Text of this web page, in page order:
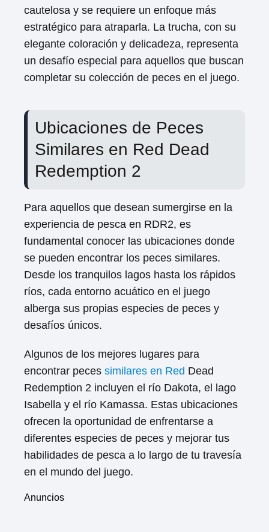
cautelosa y se requiere un enfoque más
estratégico para atraparla. La trucha, con su
elegante coloración y delicadeza, representa
un desafío especial para aquellos que buscan
completar su colección de peces en el juego.
Ubicaciones de Peces
Similares en Red Dead
Redemption 2
Para aquellos que desean sumergirse en la
experiencia de pesca en RDR2, es
fundamental conocer las ubicaciones donde
se pueden encontrar los peces similares.
Desde los tranquilos lagos hasta los rápidos
ríos, cada entorno acuático en el juego
alberga sus propias especies de peces y
desafíos únicos.
Algunos de los mejores lugares para
encontrar peces similares en Red Dead
Redemption 2 incluyen el río Dakota, el lago
Isabella y el río Kamassa. Estas ubicaciones
ofrecen la oportunidad de enfrentarse a
diferentes especies de peces y mejorar tus
habilidades de pesca a lo largo de tu travesía
en el mundo del juego.
Anuncios